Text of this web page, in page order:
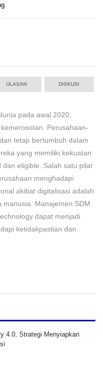
ULASAN DISKUSI
pada awal 2020,
Perusahaan-
tetap bertumbuh dalam
yang memiliki kekuatan
eligible. Salah satu pilar
menghadapi
akibat digitalisasi adalah
manusia. Manajemen SDM
dapat menjadi
ketidakpastian dan
4.0, Strategi Menyiapkan